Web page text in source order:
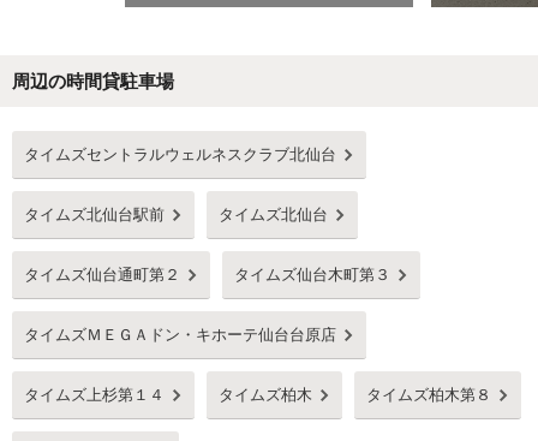
周辺の時間貸駐車場
タイムズセントラルウェルネスクラブ北仙台
タイムズ北仙台駅前 タイムズ北仙台
タイムズ仙台通町第２ タイムズ仙台木町第３
タイムズＭＥＧＡドン・キホーテ仙台台原店
タイムズ上杉第１４ タイムズ柏木 タイムズ柏木第８